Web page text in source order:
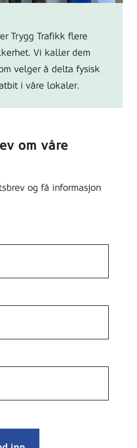
Trygg Trafikk flere
Vi kaller dem
velger å delta fysisk
i våre lokaler.
om våre
og få informasjon